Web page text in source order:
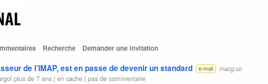
Recherche Demander une invitation
de l’IMAP, est en passe de devenir un standard e-mail macg.co
plus de 7 ans |en cache |pas de commentaire